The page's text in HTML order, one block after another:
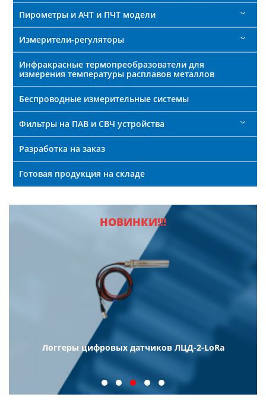
Пирометры и АЧТ и ПЧТ модели
Измерители-регуляторы
Инфракрасные термопреобразователи для
измерения температуры расплавов металлов
Беспроводные измерительные системы
Фильтры на ПАВ и СВЧ устройства
Разработка на заказ
Готовая продукция на складе
НОВИНКИ!!!
Логгеры цифровых датчиков ЛЦД-2-LoRa